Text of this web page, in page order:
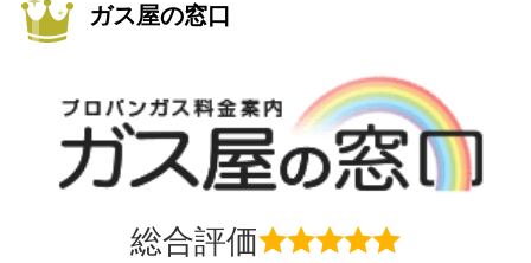
ガス屋の窓口
総合評価